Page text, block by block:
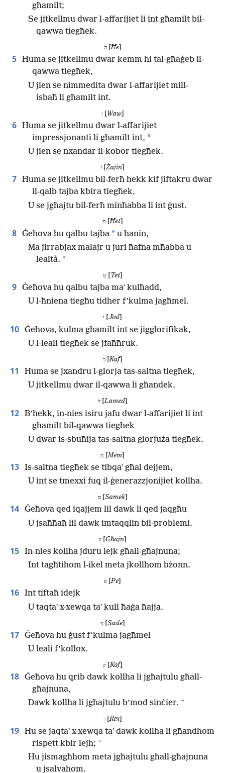
għamilt;
Se jitkellmu dwar l-affarijiet li int għamilt bil-
qawwa tiegħek.
ה[Ħe]
5 Huma se jitkellmu dwar kemm hi tal-għaġeb il-
qawwa tiegħek,
U jien se nimmedita dwar l-affarijiet mill-
isbaħ li għamilt int.
ו [Waw]
6 Huma se jitkellmu dwar l-affarijiet
impressjonanti li għamilt int, *
U jien se nxandar il-kobor tiegħek.
ז Żajin
7 Huma se jitkellmu bil-ferħ hekk kif jiftakru dwar
il-qalb tajba kbira tiegħek,
U se jgħajtu bil-ferħ minħabba li int ġust.
ח [Ħet]
8 Ġeħova hu qalbu tajba * u ħanin,
Ma jirrabjax malajr u juri ħafna mħabba u
lealtà. *
ט Tet]
9 Ġeħova hu qalbu tajba maʼ kulħadd,
U l-ħniena tiegħu tidher f’kulma jagħmel.
י Jod
10 Ġeħova, kulma għamilt int se jigglorifikak,
U l-leali tiegħek se jfaħħruk.
כ[Kaf]
11
Huma se jxandru l-glorja tas-saltna tiegħek,
U jitkellmu dwar il-qawwa li għandek.
ל[Lamed]
12 B’hekk, in-nies isiru jafu dwar l-affarijiet li int
għamilt bil-qawwa tiegħek
U dwar is-sbuħija tas-saltna glorjuża tiegħek.
מ [Mem]
13 Is-saltna tiegħek se tibqaʼ għal dejjem,
U int se tmexxi fuq il-ġenerazzjonijiet kollha.
ס[ Samek]
14 Ġeħova qed iqajjem lil dawk li qed jaqgħu
U jsaħħaħ lil dawk imtaqqlin bil-problemi.
ע [Għajn]
15 In-nies kollha jduru lejk għall-għajnuna;
Int tagħtihom l-ikel meta jkollhom bżonn.
פ [Pe]
16 Int tiftaħ idejk
U taqtaʼ x-xewqa taʼ kull ħaġa ħajja.
צ[Sade]
17 Ġeħova hu ġust f’kulma jagħmel
U leali f’kollox.
ק[Kof]
18 Ġeħova hu qrib dawk kollha li jgħajtulu għall-
għajnuna,
Dawk kollha li jgħajtulu b’mod sinċier. *
ר [Rex]
19 Hu se jaqtaʼ x-xewqa taʼ dawk kollha li għandhom
rispett kbir lejh; *
Hu jismagħhom meta jgħajtulu għall-għajnuna
u jsalvahom.